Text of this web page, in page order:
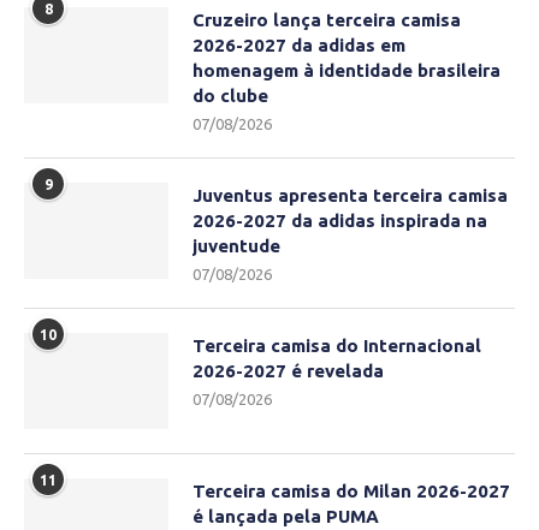
8
Cruzeiro lança terceira camisa
2026-2027 da adidas em
homenagem à identidade brasileira
do clube
07/08/2026
9
Juventus apresenta terceira camisa
2026-2027 da adidas inspirada na
juventude
07/08/2026
10
Terceira camisa do Internacional
2026-2027 é revelada
07/08/2026
11
Terceira camisa do Milan 2026-2027
é lançada pela PUMA